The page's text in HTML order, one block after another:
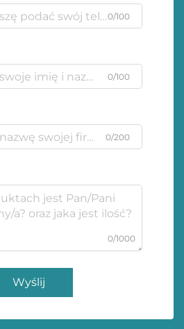
0/100
0/100
0/200
0/1000
Wyślij